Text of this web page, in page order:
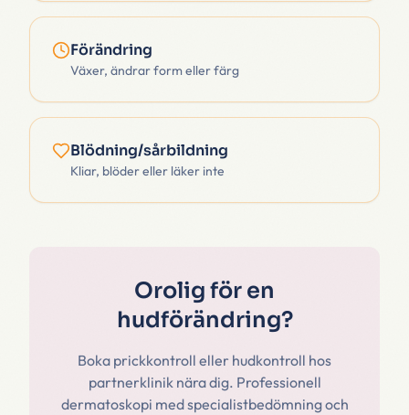
Förändring
Växer, ändrar form eller färg
Blödning/sårbildning
Kliar, blöder eller läker inte
Orolig för en
hudförändring?
Boka prickkontroll eller hudkontroll hos
partnerklinik nära dig. Professionell
dermatoskopi med specialistbedömning och